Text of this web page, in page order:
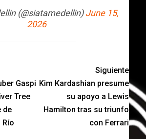
(@siatamedellin)June 15,
2026
Gaspi
Tree
de
Siguiente
Kim Kardashian presume
su apoyo a Lewis
Hamilton tras su triunfo
con Ferrari